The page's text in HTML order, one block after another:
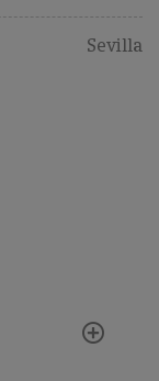
Sevilla